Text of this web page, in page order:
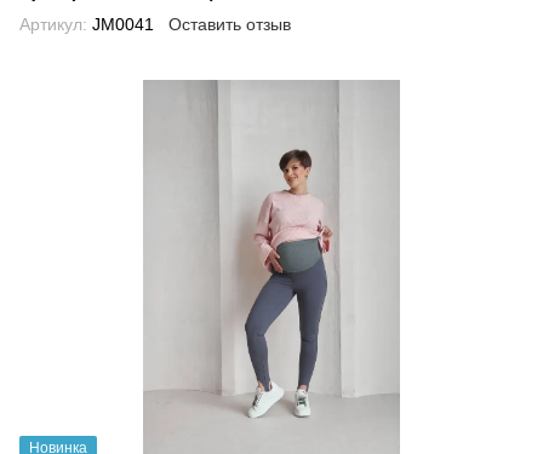
Артикул: JM0041 Оставить отзыв
Новинка